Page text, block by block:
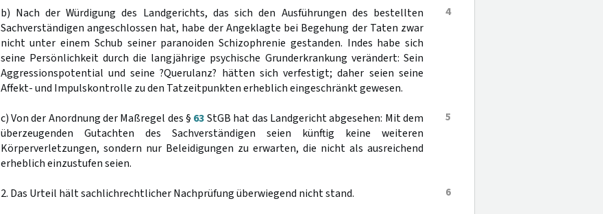
4
b) Nach der Würdigung des Landgerichts, das sich den Ausführungen des bestellten
Sachverständigen angeschlossen hat, habe der Angeklagte bei Begehung der Taten zwar
nicht unter einem Schub seiner paranoiden Schizophrenie gestanden. Indes habe sich
seine Persönlichkeit durch die langjährige psychische Grunderkrankung verändert: Sein
Aggressionspotential und seine ?Querulanz? hätten sich verfestigt; daher seien seine
Affekt- und Impulskontrolle zu den Tatzeitpunkten erheblich eingeschränkt gewesen.
5
c) Von der Anordnung der Maßregel des § 63StGB hat das Landgericht abgesehen: Mit dem
überzeugenden Gutachten des Sachverständigen seien künftig keine weiteren
Körperverletzungen, sondern nur Beleidigungen zu erwarten, die nicht als ausreichend
erheblich einzustufen seien.
6
2. Das Urteil hält sachlichrechtlicher Nachprüfung überwiegend nicht stand.